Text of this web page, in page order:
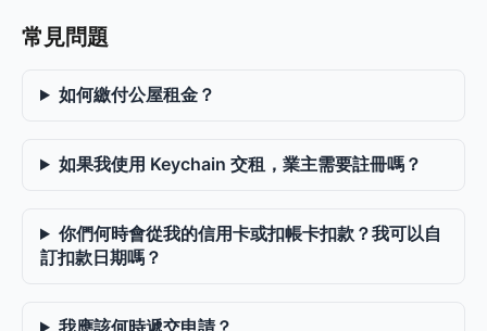
常見問題
如何繳付公屋租金？
如果我使用 Keychain 交租，業主需要註冊嗎？
你們何時會從我的信用卡或扣帳卡扣款？我可以自
訂扣款日期嗎？
我應該何時遞交申請？